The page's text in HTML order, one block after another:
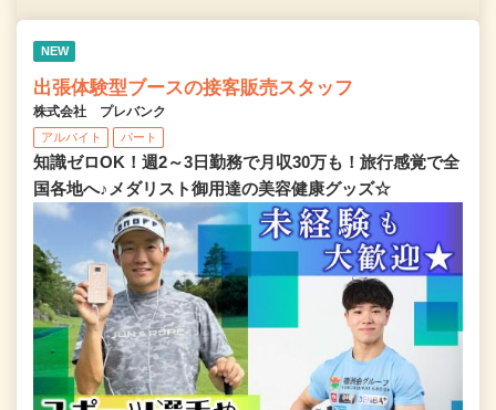
NEW
出張体験型ブースの接客販売スタッフ
株式会社 プレバンク
アルバイト パート
知識ゼロOK！週2～3日勤務で月収30万も！旅行感覚で全
国各地へ♪メダリスト御用達の美容健康グッズ☆